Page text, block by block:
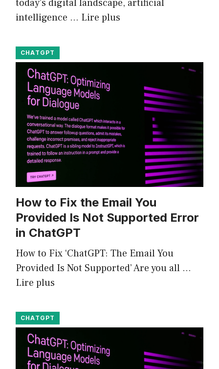
today’s digital landscape, artificial
intelligence … Lire plus
CHATGPT
How to Fix the Email You
Provided Is Not Supported Error
in ChatGPT
How to Fix ‘ChatGPT: The Email You
Provided Is Not Supported’ Are you all …
Lire plus
CHATGPT